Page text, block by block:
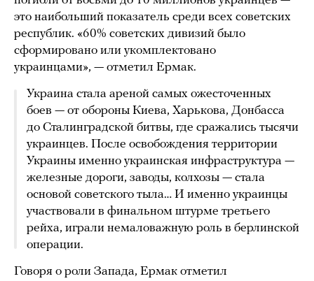
это наибольший показатель среди всех советских
республик. «60% советских дивизий было
сформировано или укомплектовано
украинцами», — отметил Ермак.
Украина стала ареной самых ожесточенных
боев — от обороны Киева, Харькова, Донбасса
до Сталинградской битвы, где сражались тысячи
украинцев. После освобождения территории
Украины именно украинская инфраструктура — ​​
железные дороги, заводы, колхозы — стала
основой советского тыла… И именно украинцы
участвовали в финальном штурме третьего
рейха, играли немаловажную роль в берлинской
операции.
Говоря о роли Запада, Ермак отметил